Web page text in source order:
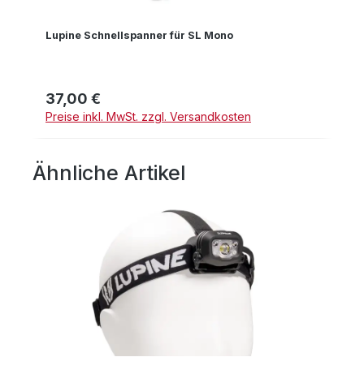
Lupine Schnellspanner für SL Mono
Regulärer Preis:
37,00 €
Preise inkl. MwSt. zzgl. Versandkosten
Produktgalerie überspringen
Ähnliche Artikel